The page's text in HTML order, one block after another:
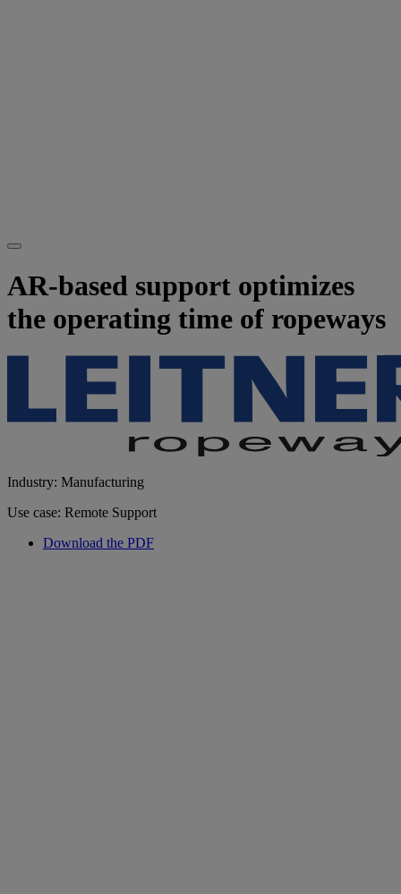
AR-based support optimizes
the operating time of ropeways
Industry: Manufacturing
Use case: Remote Support
Download the PDF